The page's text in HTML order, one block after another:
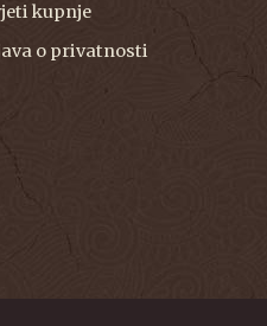
kupnje
o privatnosti